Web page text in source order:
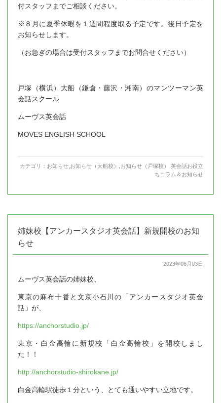
付スタッフまでご相談ください。
※８月に夏季休暇を１週間程度取る予定です。後日予定を
お知らせします。
（お急ぎの場合は受付スタッフまでお問合せください）
戸塚（横浜）大船（鎌倉・藤沢・湘南）のマンツーマン英
会話スクール
ムーヴス英会話
MOVES ENGLISH SCHOOL
カテゴリ： お知らせ お知らせ（大船校） お知らせ（戸塚校）
英会話お役立
ちコラム＆お知らせ
姉妹校【アンカースタジオ英会話】新規開校のお知
らせ
2023年06月03日
ムーヴス英会話の姉妹校、
東京の麻布十番と文京小石川の「アンカースタジオ英会
話」が、
https://anchorstudio.jp/
東京・白金高輪に新規校「白金高輪校」を開校しまし
た！！
http://anchorstudio-shirokane.jp/
白金高輪駅徒歩１分という、とても通いやすい立地です。